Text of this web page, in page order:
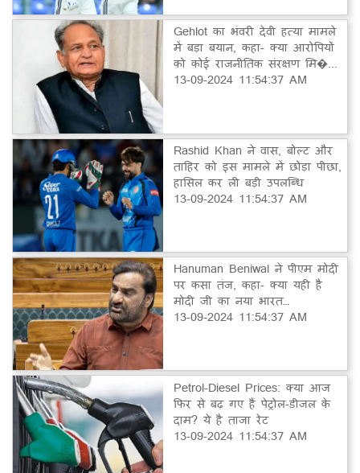
Gehlot का भंवरी देवी हत्या मामले
में बड़ा बयान, कहा- क्या आरोपियों
को कोई राजनीतिक संरक्षण मि�...
13-09-2024 11:54:37 AM
Rashid Khan ने वास, बोल्ट और
ताहिर को इस मामले में छोड़ा पीछा,
हासिल कर ली बड़ी उपलब्धि
13-09-2024 11:54:37 AM
Hanuman Beniwal ने पीएम मोदी
पर कसा तंज, कहा- क्या यही है
मोदी जी का नया भारत…
13-09-2024 11:54:37 AM
Petrol-Diesel Prices: क्या आज
फिर से बढ़ गए हैं पेट्रोल-डीजल के
दाम? ये है ताजा रेट
13-09-2024 11:54:37 AM